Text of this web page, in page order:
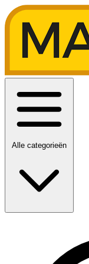
Alle categorieën